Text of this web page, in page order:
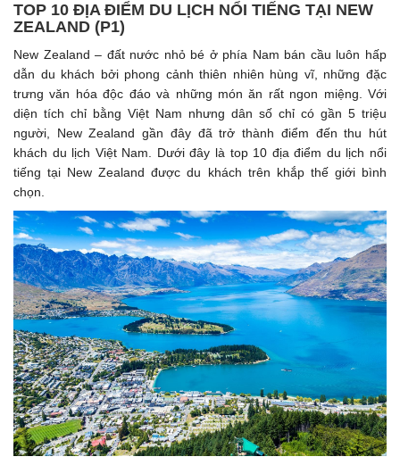
TOP 10 ĐỊA ĐIỂM DU LỊCH NỔI TIẾNG TẠI NEW
ZEALAND (P1)
New Zealand – đất nước nhỏ bé ở phía Nam bán cầu luôn hấp
dẫn du khách bởi phong cảnh thiên nhiên hùng vĩ, những đặc
trưng văn hóa độc đáo và những món ăn rất ngon miệng. Với
diện tích chỉ bằng Việt Nam nhưng dân số chỉ có gần 5 triệu
người, New Zealand gần đây đã trở thành điểm đến thu hút
khách du lịch Việt Nam. Dưới đây là top 10 địa điểm du lịch nổi
tiếng tại New Zealand được du khách trên khắp thế giới bình
chọn.